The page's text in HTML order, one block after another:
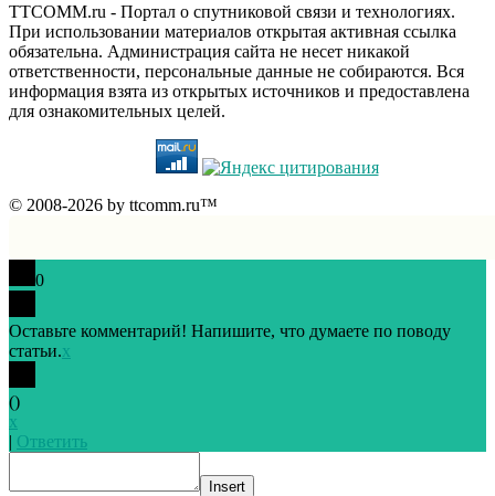
TTCOMM.ru - Портал о спутниковой связи и технологиях.
При использовании материалов открытая активная ссылка
обязательна. Администрация сайта не несет никакой
ответственности, персональные данные не собираются. Вся
информация взята из открытых источников и предоставлена
для ознакомительных целей.
© 2008-2026 by ttcomm.ru™
0
Оставьте комментарий! Напишите, что думаете по поводу
статьи.x
()
x
| Ответить
Insert